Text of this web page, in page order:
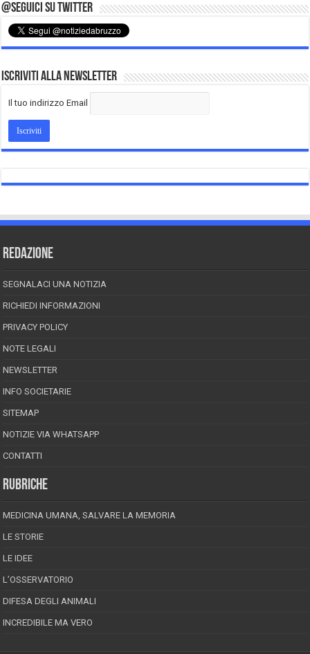
@Seguici su Twitter
Iscriviti alla Newsletter
Il tuo indirizzo Email
REDAZIONE
SEGNALACI UNA NOTIZIA
RICHIEDI INFORMAZIONI
PRIVACY POLICY
NOTE LEGALI
NEWSLETTER
INFO SOCIETARIE
SITEMAP
NOTIZIE VIA WHATSAPP
CONTATTI
RUBRICHE
MEDICINA UMANA, SALVARE LA MEMORIA
LE STORIE
LE IDEE
L’OSSERVATORIO
DIFESA DEGLI ANIMALI
INCREDIBILE MA VERO